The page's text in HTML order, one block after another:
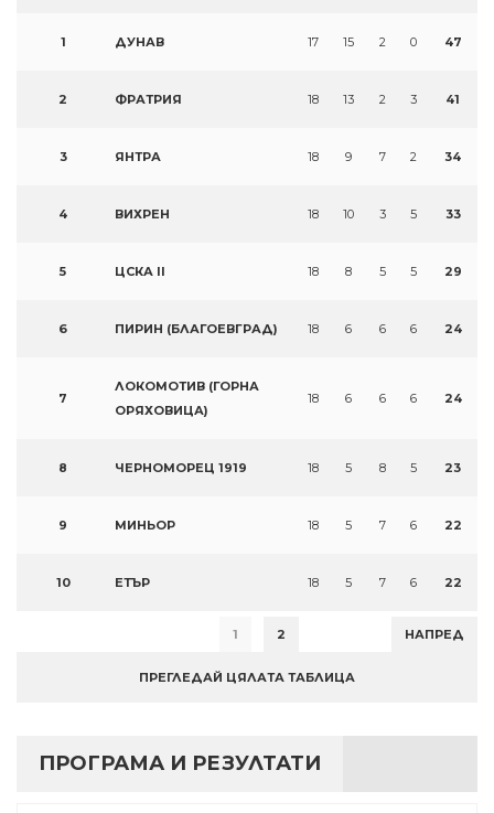
1 ДУНАВ 17 15 2 0 47
2 ФРАТРИЯ 18 13 2 3 41
3 ЯНТРА 18 9 7 2 34
4 ВИХРЕН 18 10 3 5 33
5 ЦСКА II 18 8 5 5 29
6 ПИРИН (БЛАГОЕВГРАД) 18 6 6 6 24
7
ЛОКОМОТИВ (ГОРНА
ОРЯХОВИЦА)
18 6 6 6 24
8 ЧЕРНОМОРЕЦ 1919 18 5 8 5 23
9 МИНЬОР 18 5 7 6 22
10 ЕТЪР 18 5 7 6 22
1 2 НАПРЕД
ПРЕГЛЕДАЙ ЦЯЛАТА ТАБЛИЦА
ПРОГРАМА И РЕЗУЛТАТИ